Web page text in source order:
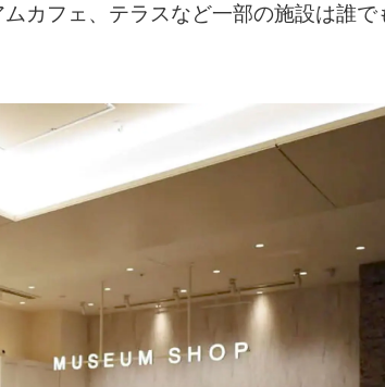
カフェ、テラスなど一部の施設は誰で